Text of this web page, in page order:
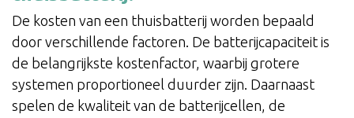
De kosten van een thuisbatterij worden bepaald
door verschillende factoren. De batterijcapaciteit is
de belangrijkste kostenfactor, waarbij grotere
systemen proportioneel duurder zijn. Daarnaast
spelen de kwaliteit van de batterijcellen, de